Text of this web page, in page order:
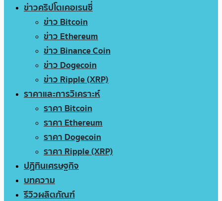
ข่าวคริปโตเคอเรนซี่
ข่าว Bitcoin
ข่าว Ethereum
ข่าว Binance Coin
ข่าว Dogecoin
ข่าว Ripple (XRP)
ราคาและการวิเคราะห์
ราคา Bitcoin
ราคา Ethereum
ราคา Dogecoin
ราคา Ripple (XRP)
ปฏิทินเศรษฐกิจ
บทความ
รีวิวผลิตภัณฑ์